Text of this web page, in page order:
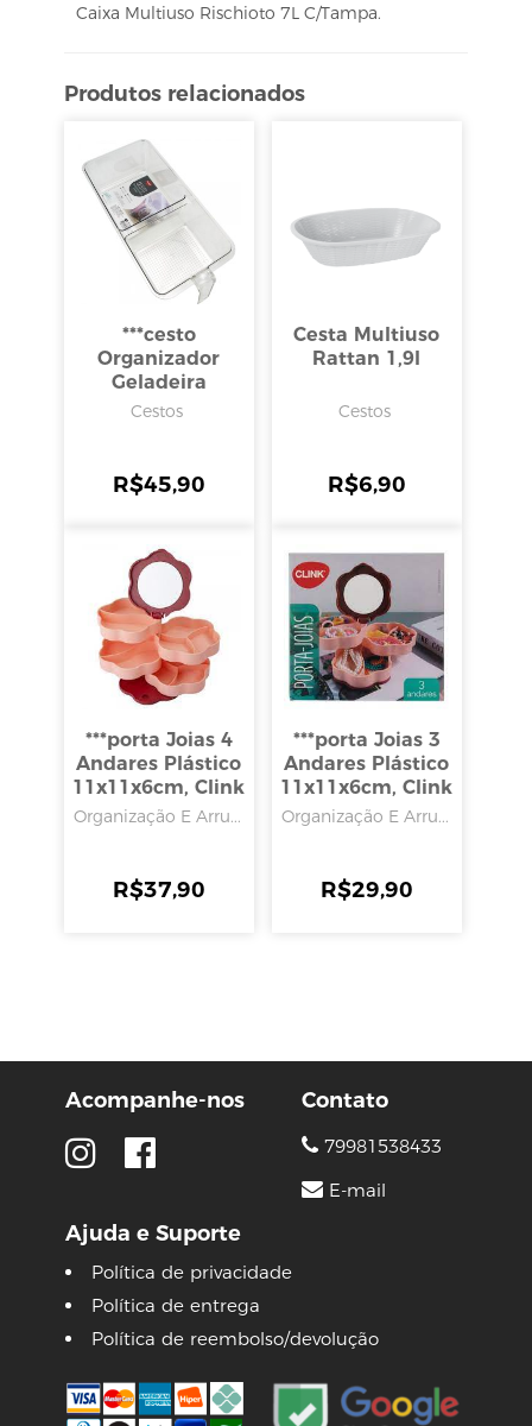
Caixa Multiuso Rischioto 7L C/Tampa.
Produtos relacionados
***cesto
Organizador
Geladeira
Plástico
Cestos
R$45,90
Cesta Multiuso
Rattan 1,9l
Cestos
R$6,90
***porta Joias 4
Andares Plástico
11x11x6cm, Clink
Organização E Arru...
R$37,90
***porta Joias 3
Andares Plástico
11x11x6cm, Clink
Organização E Arru...
R$29,90
Acompanhe-nos
Ajuda e Suporte
Política de privacidade
Política de entrega
Política de reembolso/devolução
Contato
79981538433
E-mail